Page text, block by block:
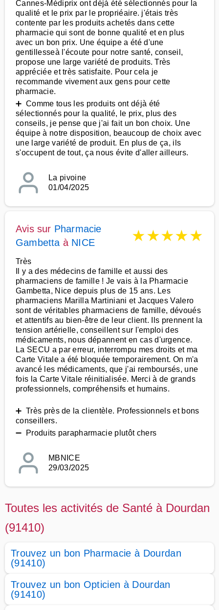
Cannes-Médiprix ont déjà été sélectionnés pour la
qualité et le prix par le propriéaire. j'étais très
contente par les produits achetés dans cette
pharmacie qui sont de bonne qualité et en plus
avec un bon prix. Une équipe a été d'une
gentillesseà l'écoute pour notre santé, conseil,
propose une large variété de produits. Très
appréciée et très satisfaite. Pour cela je
recommande vivement aux gens pour cette
pharmacie.
➕ Comme tous les produits ont déjà été
sélectionnés pour la qualité, le prix, plus des
conseils, je pense que j'ai fait un bon choix. Une
équipe à notre disposition, beaucoup de choix avec
une large variété de produit. En plus de ça, ils
s'occupent de tout, ça nous évite d'aller ailleurs.
La pivoine
01/04/2025
Avis sur Pharmacie
Gambetta à NICE ★★★★★
Très
Il y a des médecins de famille et aussi des
pharmaciens de famille ! Je vais à la Pharmacie
Gambetta, Nice depuis plus de 15 ans. Les
pharmaciens Marilla Martiniani et Jacques Valero
sont de véritables pharmaciens de famille, dévoués
et attentifs au bien-être de leur client. Ils prennent la
tension artérielle, conseillent sur l'emploi des
médicaments, nous dépannent en cas d'urgence.
La SECU a par erreur, interrompu mes droits et ma
Carte Vitale a été bloquée temporairement. On m'a
avancé les médicaments, que j'ai remboursés, une
fois la Carte Vitale réinitialisée. Merci à de grands
professionnels, compréhensifs et humains.
➕ Très près de la clientèle. Professionnels et bons
conseillers.
➖ Produits parapharmacie plutôt chers
MBNICE
29/03/2025
Toutes les activités de Santé à Dourdan
(91410)
Trouvez un bon Pharmacie à Dourdan
(91410)
Trouvez un bon Opticien à Dourdan
(91410)